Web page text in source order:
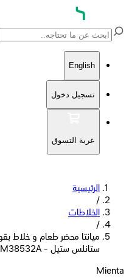
English
تسجيل دخول
عربة التسوق
الرئيسية
/
الخلاطات
/
ستانلس ستيل - KM38532A
Mienta